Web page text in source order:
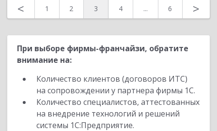
< 1 2 3 4 ... 6 >
При выборе фирмы-франчайзи, обратите
внимание на:
Количество клиентов (договоров ИТС)
на сопровождении у партнера фирмы 1С.
Количество специалистов, аттестованных
на внедрение технологий и решений
системы 1С:Предприятие.